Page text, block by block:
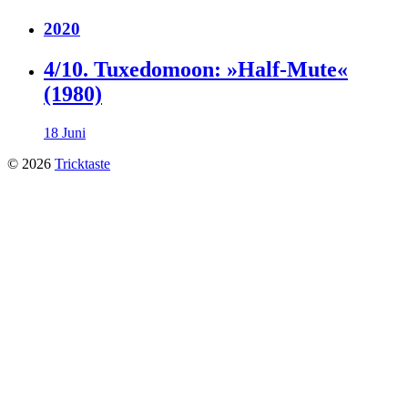
2020
4/10. Tuxedomoon: »Half-Mute«
(1980)
18 Juni
© 2026 Tricktaste